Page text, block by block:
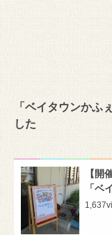
「ベイタウンかふ
した
【開
「ベ
1,637